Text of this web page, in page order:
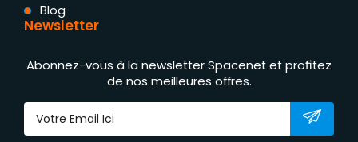
Blog
Newsletter
Abonnez-vous à la newsletter Spacenet et profitez
de nos meilleures offres.